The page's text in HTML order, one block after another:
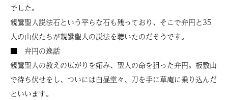
でした。
親鸞聖人説法石という平らな石も残っており、そこで弁円と35
人の山伏たちが親鸞聖人の説法を聴いたのだそうです。
■ 弁円の逸話
親鸞聖人の教えの広がりを妬み、聖人の命を狙った弁円。板敷山
で待ち伏せをし、ついには白昼堂々、刀を手に草庵に乗り込んだ
といいます。